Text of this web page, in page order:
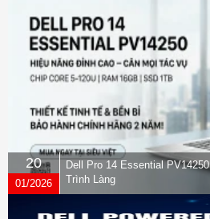
20
01/2026
Dell Pro 14 Essential PV14250
Trình Làng